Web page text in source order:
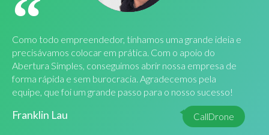
Como todo empreendedor, tínhamos uma grande ideia e
precisávamos colocar em prática. Com o apoio do
Abertura Simples, conseguimos abrir nossa empresa de
forma rápida e sem burocracia. Agradecemos pela
equipe, que foi um grande passo para o nosso sucesso!
Franklin Lau CallDrone